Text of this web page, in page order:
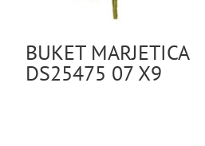
BUKET MARJETICA
DS25475 07 X9